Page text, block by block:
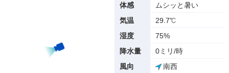
体感
ムシッと暑い
気温
29.7℃
湿度
75%
降水量
0ミリ/時
風向
南西